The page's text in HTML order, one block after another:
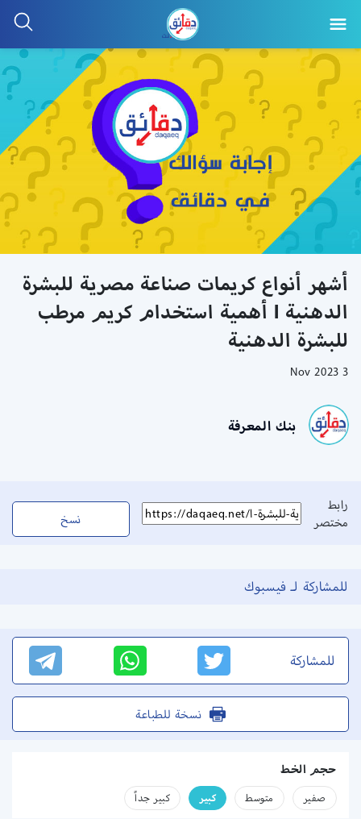
أشهر أنواع كريمات صناعة مصرية للبشرة
الدهنية l أهمية استخدام كريم مرطب
للبشرة الدهنية
3 Nov 2023
بنك المعرفة
رابط
مختصر
نسخ
للمشاركة لـ فيسبوك
للمشاركة
نسخة للطباعة
حجم الخط
صفير متوسط كبير كبير جداً